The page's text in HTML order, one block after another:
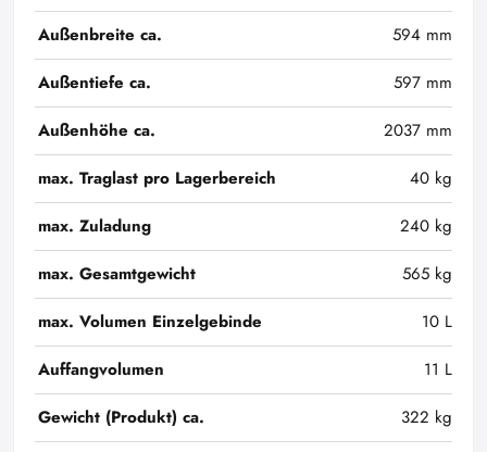
Außenbreite ca.
594 mm
Außentiefe ca.
597 mm
Außenhöhe ca.
2037 mm
max. Traglast pro Lagerbereich
40 kg
max. Zuladung
240 kg
max. Gesamtgewicht
565 kg
max. Volumen Einzelgebinde
10 L
Auffangvolumen
11 L
Gewicht (Produkt) ca.
322 kg